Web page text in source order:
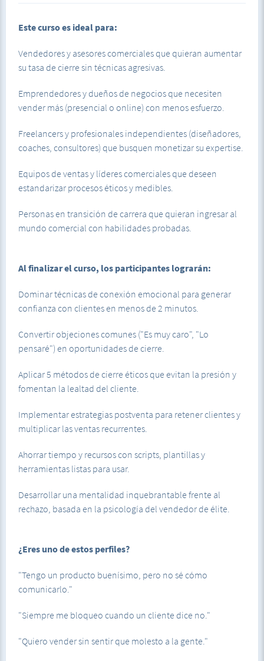
Este curso es ideal para:
Vendedores y asesores comerciales que quieran aumentar
su tasa de cierre sin técnicas agresivas.
Emprendedores y dueños de negocios que necesiten
vender más (presencial o online) con menos esfuerzo.
Freelancers y profesionales independientes (diseñadores,
coaches, consultores) que busquen monetizar su expertise.
Equipos de ventas y líderes comerciales que deseen
estandarizar procesos éticos y medibles.
Personas en transición de carrera que quieran ingresar al
mundo comercial con habilidades probadas.
Al finalizar el curso, los participantes lograrán:
Dominar técnicas de conexión emocional para generar
confianza con clientes en menos de 2 minutos.
Convertir objeciones comunes ("Es muy caro", "Lo
pensaré") en oportunidades de cierre.
Aplicar 5 métodos de cierre éticos que evitan la presión y
fomentan la lealtad del cliente.
Implementar estrategias postventa para retener clientes y
multiplicar las ventas recurrentes.
Ahorrar tiempo y recursos con scripts, plantillas y
herramientas listas para usar.
Desarrollar una mentalidad inquebrantable frente al
rechazo, basada en la psicología del vendedor de élite.
¿Eres uno de estos perfiles?
"Tengo un producto buenísimo, pero no sé cómo
comunicarlo."
"Siempre me bloqueo cuando un cliente dice no."
"Quiero vender sin sentir que molesto a la gente."